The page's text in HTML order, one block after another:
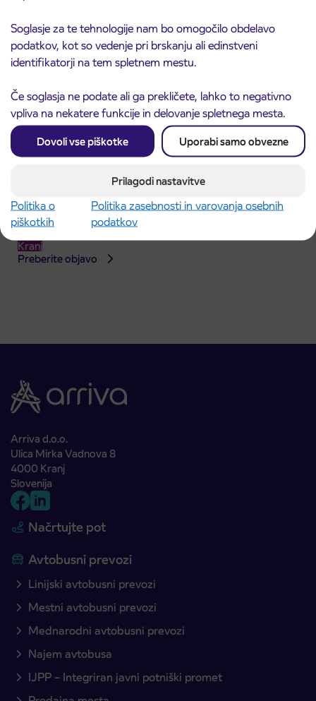
Soglasje za te tehnologije nam bo omogočilo obdelavo
podatkov, kot so vedenje pri brskanju ali edinstveni
identifikatorji na tem spletnem mestu.
Če soglasja ne podate ali ga prekličete, lahko to negativno
vpliva na nekatere funkcije in delovanje spletnega mesta.
Dovoli vse piškotke Uporabi samo obvezne
Prilagodi nastavitve
Politika o
piškotkih
Politika zasebnosti in varovanja osebnih
podatkov
31. 7. 2026
Obvestilo o popolni zapori dela Škofjeloške
ceste v Stražišču pri Kranju
Kranj
Preberite objavo
Arriva d.o.o.
Ulica Mirka Vadnova 8
4000 Kranj
Slovenija
Načrtujte pot
Avtobusni prevozi
Linijski avtobusni prevozi
Mestni avtobusni prevozi
Mednarodni avtobusni prevozi
Najem avtobusa
IJPP – Integriran javni potniški promet